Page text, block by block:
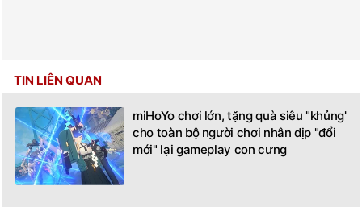
TIN LIÊN QUAN
miHoYo chơi lớn, tặng quà siêu "khủng'
cho toàn bộ người chơi nhân dịp "đổi
mới" lại gameplay con cưng